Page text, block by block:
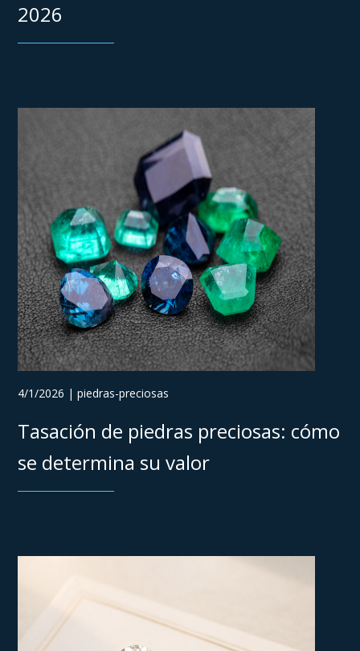
2026
4/1/2026 | piedras-preciosas
Tasación de piedras preciosas: cómo
se determina su valor